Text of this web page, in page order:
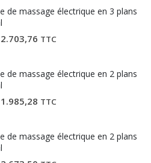
de massage électrique en 3 plans
2.703,76 TTC
de massage électrique en 2 plans
1.985,28 TTC
de massage électrique en 2 plans